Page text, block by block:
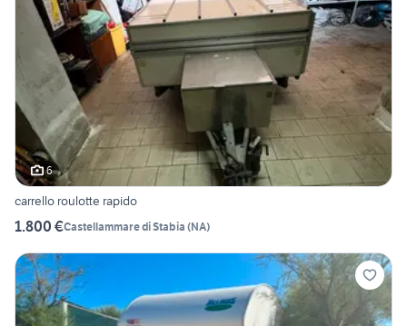
6
carrello roulotte rapido
1.800 €Castellammare di Stabia (NA)